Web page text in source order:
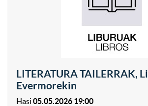
LITERATURA TAILERRAK,
Evermorekin
Hasi 05.05.2026 19:00